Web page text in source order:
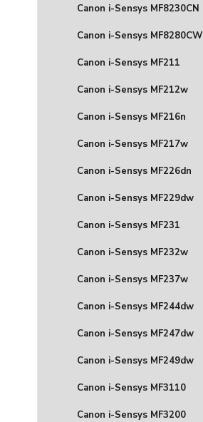
Canon i-Sensys MF8230CN
Canon i-Sensys MF8280CW
Canon i-Sensys MF211
Canon i-Sensys MF212w
Canon i-Sensys MF216n
Canon i-Sensys MF217w
Canon i-Sensys MF226dn
Canon i-Sensys MF229dw
Canon i-Sensys MF231
Canon i-Sensys MF232w
Canon i-Sensys MF237w
Canon i-Sensys MF244dw
Canon i-Sensys MF247dw
Canon i-Sensys MF249dw
Canon i-Sensys MF3110
Canon i-Sensys MF3200